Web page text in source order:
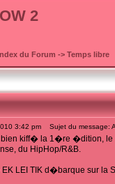
2
du Forum -> Temps libre
3:42 pm Sujet du message:
kiff� la 1�re �dition, le
du HipHop/R&B.
LEI TIK d�barque sur la